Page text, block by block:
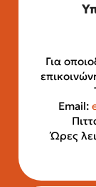
Για
Email:
Ώρες